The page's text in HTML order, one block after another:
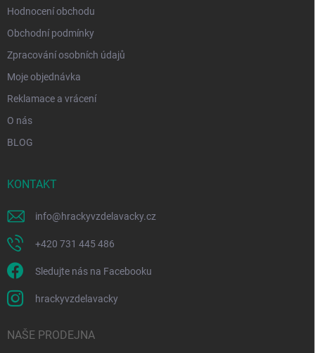
Hodnocení obchodu
Obchodní podmínky
Zpracování osobních údajů
Moje objednávka
Reklamace a vrácení
O nás
BLOG
KONTAKT
info@hrackyvzdelavacky.cz
+420 731 445 486
Sledujte nás na Facebooku
hrackyvzdelavacky
NAŠE PRODEJNA